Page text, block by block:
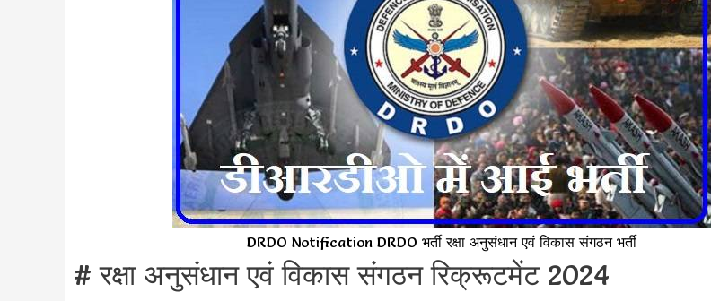
DRDO Notification DRDO भर्ती रक्षा अनुसंधान एवं विकास संगठन भर्ती
# रक्षा अनुसंधान एवं विकास संगठन रिक्रूटमेंट 2024